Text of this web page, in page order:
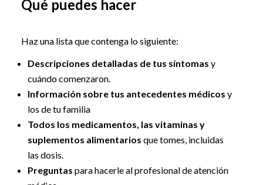
Qué puedes hacer
Haz una lista que contenga lo siguiente:
Descripciones detalladas de tus síntomas y
cuándo comenzaron.
Información sobre tus antecedentes médicos y
los de tu familia
Todos los medicamentos, las vitaminas y
suplementos alimentarios que tomes, incluidas
las dosis.
Preguntas para hacerle al profesional de atención